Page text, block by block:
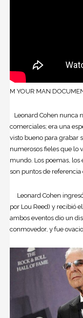
M YOUR MAN
Leonard Cohen nunca
comerciales; era una
visto bueno para grabar
numerosos fieles que lo
mundo. Los poemas, los
son puntos de referencia
Leonard Cohen
por Lou Reed) y recibió
ambos eventos dio un
conmovedor, y fue